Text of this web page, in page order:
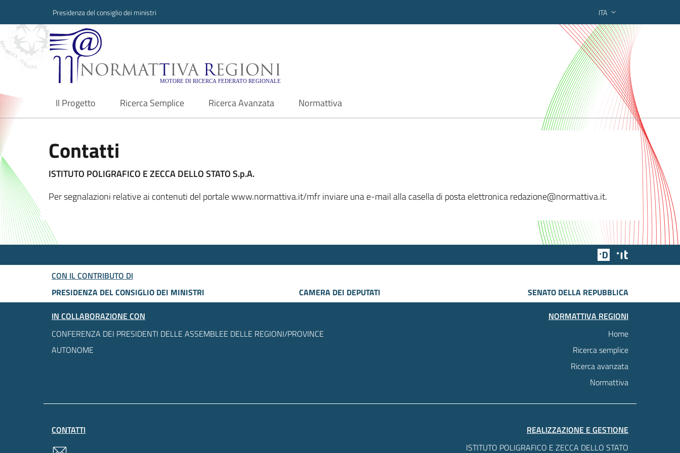
Presidenza del consiglio dei ministri ITA
Normattiva Regioni - Motore di ricerca federato regionale
Il Progetto
current Ricerca Semplice Ricerca Avanzata Normattiva
Contatti
ISTITUTO POLIGRAFICO E ZECCA DELLO STATO S.p.A.
Per segnalazioni relative ai contenuti del portale www.normattiva.it/mfr inviare una e-mail alla casella di posta elettronica redazione@normattiva.it.
Team Digitale
CON IL CONTRIBUTO DI
PRESIDENZA DEL CONSIGLIO DEI MINISTRI
CAMERA DEI DEPUTATI
SENATO DELLA REPUBBLICA
IN COLLABORAZIONE CON
CONFERENZA DEI PRESIDENTI DELLE ASSEMBLEE DELLE REGIONI/PROVINCE
AUTONOME
NORMATTIVA REGIONI
Home
Ricerca semplice
Ricerca avanzata
Normattiva
CONTATTI
REALIZZAZIONE E GESTIONE
ISTITUTO POLIGRAFICO E ZECCA DELLO STATO